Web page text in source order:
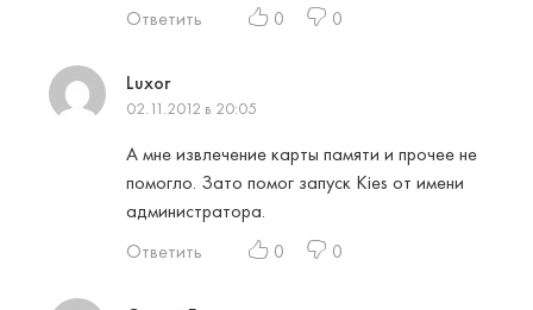
Ответить
0 0
Luxor
02.11.2012 в 20:05
А мне извлечение карты памяти и прочее не
помогло. Зато помог запуск Kies от имени
администратора.
Ответить
0 0